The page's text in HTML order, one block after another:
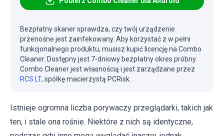
Bezpłatny skaner sprawdza, czy twój urządzenie
przenośne jest zainfekowany. Aby korzystać z w pełni
funkcjonalnego produktu, musisz kupić licencję na Combo
Cleaner. Dostępny jest 7-dniowy bezpłatny okres próbny.
Combo Cleaner jest własnością i jest zarządzane przez
RCS LT, spółkę macierzystą PCRisk.
Istnieje ogromna liczba porywaczy przeglądarki, takich jak
ten, i stale ona rośnie. Niektóre z nich są identyczne,